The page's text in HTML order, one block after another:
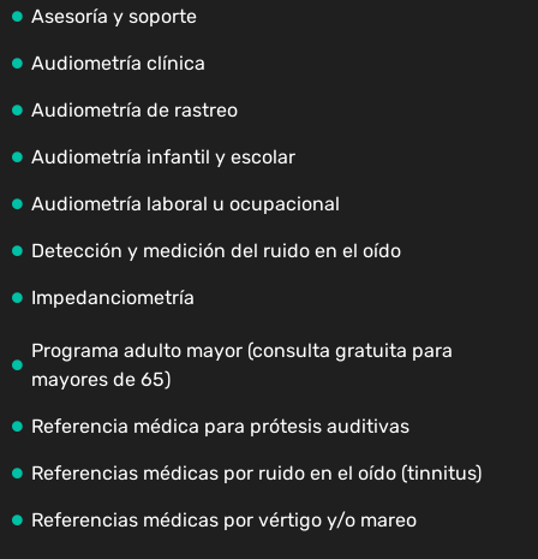
Asesoría y soporte
Audiometría clínica
Audiometría de rastreo
Audiometría infantil y escolar
Audiometría laboral u ocupacional
Detección y medición del ruido en el oído
Impedanciometría
Programa adulto mayor (consulta gratuita para
mayores de 65)
Referencia médica para prótesis auditivas
Referencias médicas por ruido en el oído (tinnitus)
Referencias médicas por vértigo y/o mareo